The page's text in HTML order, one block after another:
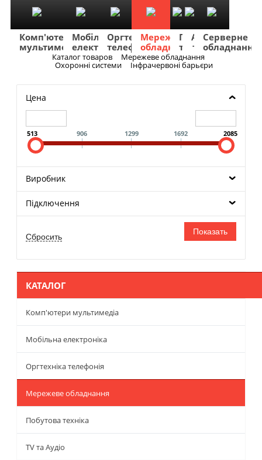
Комп'ютери
мультимедіа
Мобільна
електроніка
Оргтехніка
телефонія
Мережеве
обладнання
Побутова
техніка
TV
та
Аудіо
Фото
та
відео
Авто
та
навігація
Серверне
обладнання
Каталог товаров Мережеве обладнання
Охоронні системи Інфрачервоні барьєри
Цена
513 906 1299 1692 2085
Виробник
Підключення
КАТАЛОГ
Комп'ютери мультимедіа
Мобільна електроніка
Оргтехніка телефонія
Мережеве обладнання
Побутова техніка
TV та Аудіо